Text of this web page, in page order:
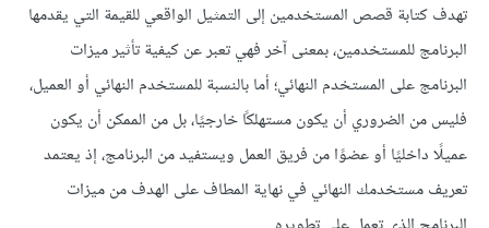
تهدف كتابة قصص المستخدمين إلى التمثيل الواقعي للقيمة التي يقدمها
البرنامج للمستخدمين، بمعنى آخر فهي تعبر عن كيفية تأثير ميزات
البرنامج على المستخدم النهائي؛ أما بالنسبة للمستخدم النهائي أو العميل،
فليس من الضروري أن يكون مستهلكًا خارجيًا، بل من الممكن أن يكون
عميلًا داخليًا أو عضوًا من فريق العمل ويستفيد من البرنامج، إذ يعتمد
تعريف مستخدمك النهائي في نهاية المطاف على الهدف من ميزات